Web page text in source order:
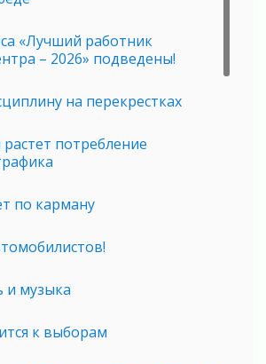
«Лучший работник
– 2026» подведены!
на перекрестках
потребление
по карману
и музыка
к выборам